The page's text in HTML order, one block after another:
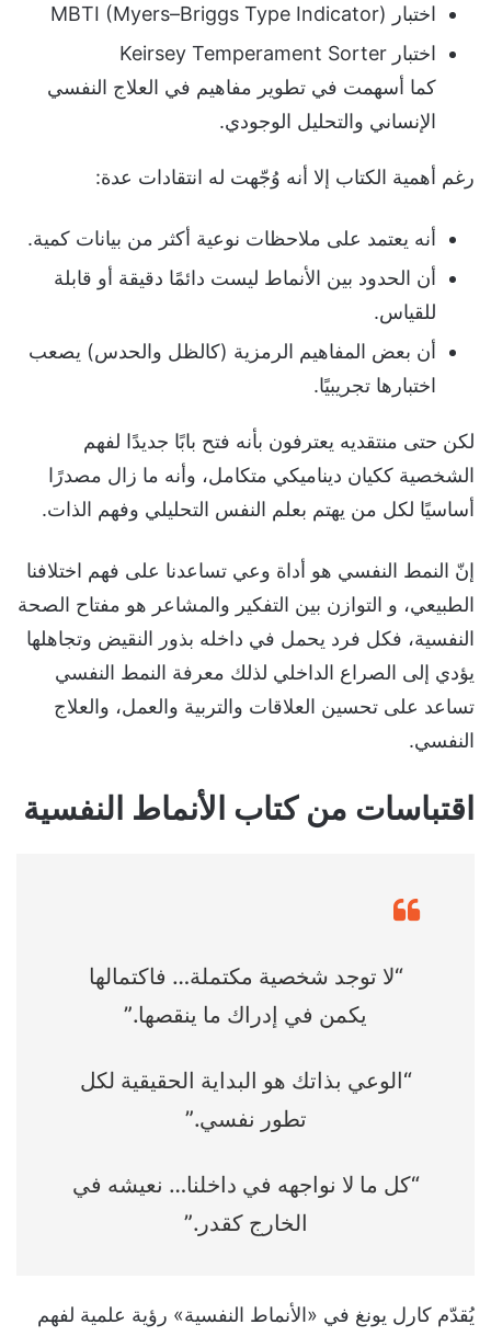
اختبار MBTI (Myers–Briggs Type Indicator)
اختبار Keirsey Temperament Sorter
كما أسهمت في تطوير مفاهيم في العلاج النفسي
الإنساني والتحليل الوجودي.
رغم أهمية الكتاب إلا أنه وُجّهت له انتقادات عدة:
أنه يعتمد على ملاحظات نوعية أكثر من بيانات كمية.
أن الحدود بين الأنماط ليست دائمًا دقيقة أو قابلة
للقياس.
أن بعض المفاهيم الرمزية (كالظل والحدس) يصعب
اختبارها تجريبيًا.
لكن حتى منتقديه يعترفون بأنه فتح بابًا جديدًا لفهم
الشخصية ككيان ديناميكي متكامل، وأنه ما زال مصدرًا
أساسيًا لكل من يهتم بعلم النفس التحليلي وفهم الذات.
إنّ النمط النفسي هو أداة وعي تساعدنا على فهم اختلافنا
الطبيعي، و التوازن بين التفكير والمشاعر هو مفتاح الصحة
النفسية، فكل فرد يحمل في داخله بذور النقيض وتجاهلها
يؤدي إلى الصراع الداخلي لذلك معرفة النمط النفسي
تساعد على تحسين العلاقات والتربية والعمل، والعلاج
النفسي.
اقتباسات من كتاب الأنماط النفسية
“لا توجد شخصية مكتملة… فاكتمالها
يكمن في إدراك ما ينقصها.”
“الوعي بذاتك هو البداية الحقيقية لكل
تطور نفسي.”
“كل ما لا نواجهه في داخلنا… نعيشه في
الخارج كقدر.”
يُقدّم كارل يونغ في «الأنماط النفسية» رؤية علمية لفهم